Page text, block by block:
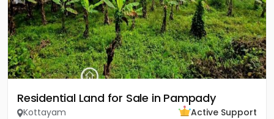
Residential Land for Sale in Pampady
Kottayam
Active Support